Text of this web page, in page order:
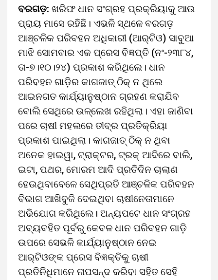
ବରଗଡ଼: ଖରିଫ ଧାନ ସଂଗ୍ରହ ପ୍ରକ୍ରିୟାକୁ ଆଉ
ପ୍ରାୟ ମାସେ ରହିଛି। ଏଭଳି ସ୍ଥଳେ ବରଗଡ଼
ଆଞ୍ଚଳିକ ପରିବହନ ଅଧିକାରୀ (ଆର୍‌ଟିଓ) ସାବୁଆ
ମାଝି ସୋମବାର ଏକ ପ୍ରେସ ବିଜ୍ଞପ୍ତି (ନଂ-୨୩୮୪,
ତା-୭।୧୦।୨୪) ପ୍ରକାଶ କରିଥିଲେ। ଧାନ
ପରିବହନ ଗାଡ଼ିର କାଗଜାତ୍‌ ଠିକ୍‌ ନ ଥିଲେ
ଆଇନଗତ କାର୍ଯ୍ୟାନୁଷ୍ଠାନ ଗ୍ରହଣ କରାଯିବ
ବୋଲି ସେଥିରେ ଉଳ୍ଲେଖ ରହିଥିଲା। ଏହା ଜାଣିବା
ପରେ ଚାଷୀ ମହଲରେ ତୀବ୍ର ପ୍ରତିକ୍ରିୟା
ପ୍ରକାଶ ପାଇଥିଲା। କାଗଜାତ୍‌ ଠିକ୍‌ ନ ଥିବା
ଅନେକ ହାଇୱା, ଟ୍ରାକ୍ଟର, ଟ୍ରକ୍‌ ଆଦିରେ ବାଲି,
ଇଟା, ପଥର, ମୋରମ ଆଦି ପ୍ରତିଦିନ ଚାଲାଣ
ହେଉଥିବାବେଳେ ସେଥିପ୍ରତି ଆଞ୍ଚଳିକ ପରିବହନ
ବିଭାଗ ଆଖିବୁଜି ଦେଇଥିବା ଚାଷୀନେତାମାନେ
ଅଭିଯୋଗ କରିଥିଲେ। ଅନ୍ୟପଟେ ଧାନ ସଂଗ୍ରହ
ଅବ୍ୟବହିତ ପୂର୍ବରୁ କେବଳ ଧାନ ପରିବହନ ଗାଡ଼ି
ଉପରେ ସେଭଳି କାର୍ଯ୍ୟାନୁଷ୍ଠାନ ନେଇ
ଆର୍‌ଟିଓଙ୍କ ପ୍ରେସ ବିଜ୍ଞକ୍ତିକୁ ଚାଷୀ
ପ୍ରତିନିିଧିମାନେ ନାପସନ୍ଦ କରିବା ସହିତ ସେହି